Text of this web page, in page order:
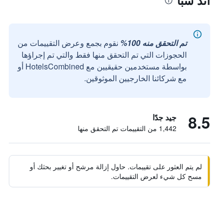
تم التحقق منه 100%
نقوم بجمع وعرض التقييمات من
الحجوزات التي تم التحقق منها فقط والتي تم إجراؤها
بواسطة مستخدمين حقيقيين مع HotelsCombined أو
مع شركائنا الخارجيين الموثوقين.
8.5 جيد جدًا
1,442 من التقييمات تم التحقق منها
لم يتم العثور على تقييمات. حاول إزالة مرشح أو تغيير بحثك أو
مسح كل شيء لعرض التقييمات.